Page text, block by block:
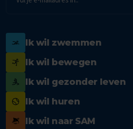
mailadres
Ik wil zwemmen
Ik wil bewegen
Ik wil gezonder leven
Ik wil huren
Ik wil naar SAM